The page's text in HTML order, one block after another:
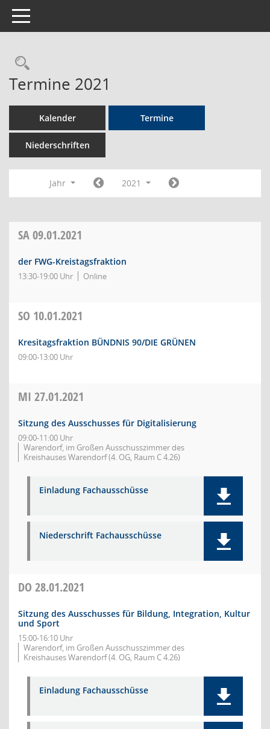
Toggle navigation
Rechercheauswahl
Termine 2021
Kalender Termine
Niederschriften
Jahr 2021
SA09.01.2021
der FWG-Kreistagsfraktion
13:30-19:00 Uhr Online
SO 10.01.2021
Kresitagsfraktion BÜNDNIS 90/DIE GRÜNEN
09:00-13:00 Uhr
MI 27.01.2021
Sitzung des Ausschusses für Digitalisierung
09:00-11:00 Uhr
Warendorf, im Großen Ausschusszimmer des
Kreishauses Warendorf (4. OG, Raum C 4.26)
Einladung Fachausschüsse
Niederschrift Fachausschüsse
DO 28.01.2021
Sitzung des Ausschusses für Bildung, Integration, Kultur
und Sport
15:00-16:10 Uhr
Warendorf, im Großen Ausschusszimmer des
Kreishauses Warendorf (4. OG, Raum C 4.26)
Einladung Fachausschüsse